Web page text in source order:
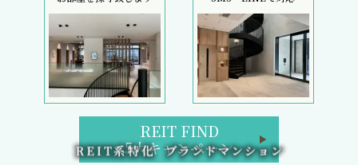
REIT FIND
5大キャンペーン